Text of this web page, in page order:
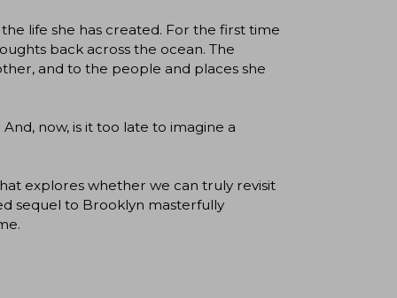
life she has created. For the first time
back across the ocean. The
and to the people and places she
now, is it too late to imagine a
explores whether we can truly revisit
sequel to Brooklyn masterfully